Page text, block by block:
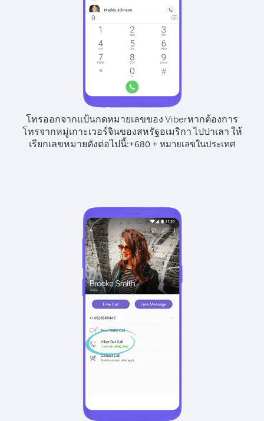
โทรออกจากแป้นกดหมายเลขของ Viberหากต้องการ
โทรจากหมู่เกาะเวอร์จินของสหรัฐอเมริกา ไปปาเลา ให้
เรียกเลขหมายดังต่อไปนี้:+680+ หมายเลขในประเทศ